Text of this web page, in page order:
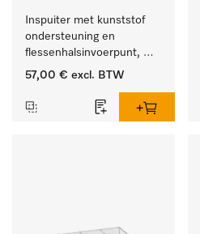
Inspuiter met kunststof
ondersteuning en
flessenhalsinvoerpunt,
ster, Ø 6, lengte 275 mm.
57,00 € excl. BTW